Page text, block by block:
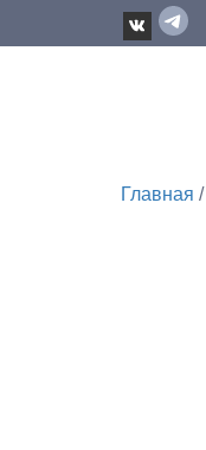
Главная /